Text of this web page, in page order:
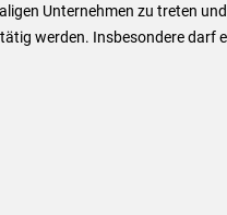
Unternehmen zu treten
werden. Insbesondere darf